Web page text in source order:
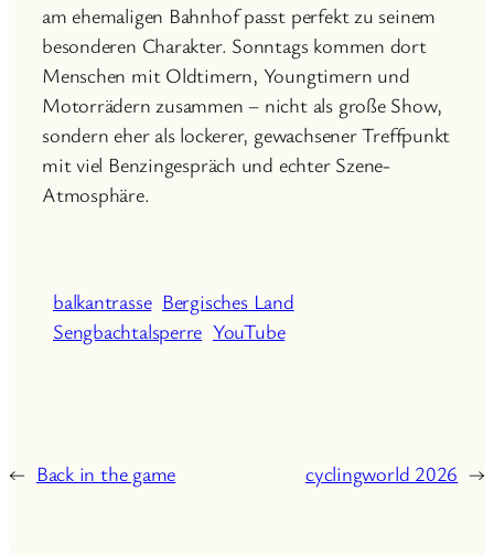
am ehemaligen Bahnhof passt perfekt zu seinem
besonderen Charakter. Sonntags kommen dort
Menschen mit Oldtimern, Youngtimern und
Motorrädern zusammen – nicht als große Show,
sondern eher als lockerer, gewachsener Treffpunkt
mit viel Benzingespräch und echter Szene-
Atmosphäre.
balkantrasse Bergisches Land
Sengbachtalsperre YouTube
← Back in the game cyclingworld 2026 →